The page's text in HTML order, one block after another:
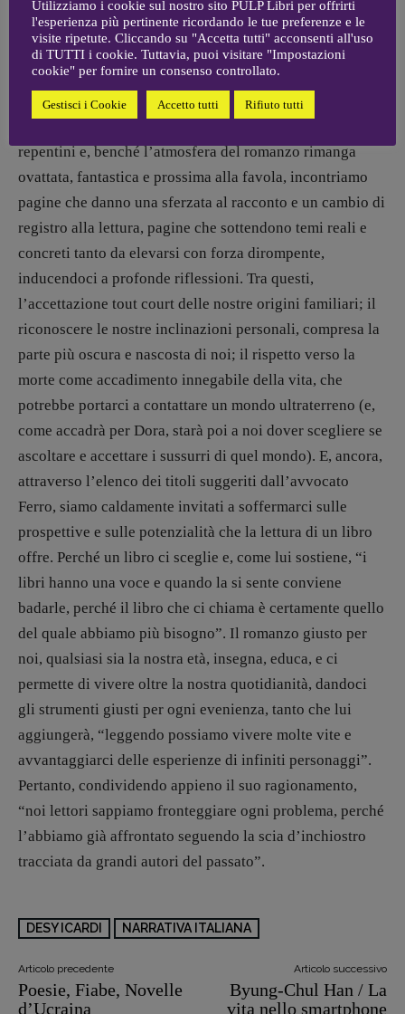
il calore del focolare, è la zia che avremmo voluto
abbracciare e sulle cui gambe, come capita a Dora,
avremmo voluto addormentarci.
repentini e, benché l’atmosfera del romanzo rimanga
ovattata, fantastica e prossima alla favola, incontriamo
pagine che danno una sferzata al racconto e un cambio di
registro alla lettura, pagine che sottendono temi reali e
concreti tanto da elevarsi con forza dirompente,
inducendoci a profonde riflessioni. Tra questi,
l’accettazione tout court delle nostre origini familiari; il
riconoscere le nostre inclinazioni personali, compresa la
parte più oscura e nascosta di noi; il rispetto verso la
morte come accadimento innegabile della vita, che
potrebbe portarci a contattare un mondo ultraterreno (e,
come accadrà per Dora, starà poi a noi dover scegliere se
ascoltare e accettare i sussurri di quel mondo). E, ancora,
attraverso l’elenco dei titoli suggeriti dall’avvocato
Ferro, siamo caldamente invitati a soffermarci sulle
prospettive e sulle potenzialità che la lettura di un libro
offre. Perché un libro ci sceglie e, come lui sostiene, “i
libri hanno una voce e quando la si sente conviene
badarle, perché il libro che ci chiama è certamente quello
del quale abbiamo più bisogno”. Il romanzo giusto per
noi, qualsiasi sia la nostra età, insegna, educa, e ci
permette di vivere oltre la nostra quotidianità, dandoci
gli strumenti giusti per ogni evenienza, tanto che lui
aggiungerà, “leggendo possiamo vivere molte vite e
avvantaggiarci delle esperienze di infiniti personaggi”.
Pertanto, condividendo appieno il suo ragionamento,
“noi lettori sappiamo fronteggiare ogni problema, perché
l’abbiamo già affrontato seguendo la scia d’inchiostro
tracciata da grandi autori del passato”.
DESY ICARDI NARRATIVA ITALIANA
Articolo precedente
Poesie, Fiabe, Novelle
d’Ucraina
Articolo successivo
Byung-Chul Han / La
vita nello smartphone
Utilizziamo i cookie sul nostro sito PULP Libri per offrirti
l'esperienza più pertinente ricordando le tue preferenze e le
visite ripetute. Cliccando su "Accetta tutti" acconsenti all'uso
di TUTTI i cookie. Tuttavia, puoi visitare "Impostazioni
cookie" per fornire un consenso controllato.
Gestisci i Cookie Accetto tutti Rifiuto tutti